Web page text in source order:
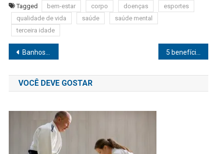
Tagged bem-estar corpo doenças
esportes
qualidade de vida
saúde
saúde mental
terceira idade
Navegação
de
Post
Banhos quentes contribuem para o ressecamento da pele
VOCÊ DEVE GOSTAR